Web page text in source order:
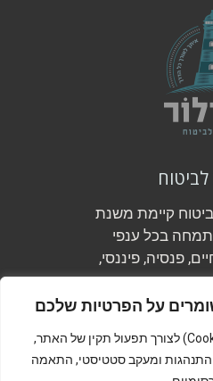
על הפרטיות שלכם
אנו עושים שימוש בעוגיות (Cookies) לצורך תפעול תקין של האתר,
התנהגות ומעקב סטטיסטי, התאמה
קיימת משנת
מתמחה בכל ענפי
פנסיה, פיננסי,
הפרטיות